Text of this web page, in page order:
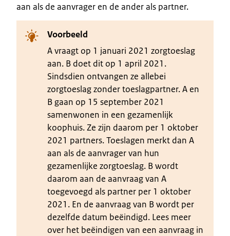
aan als de aanvrager en de ander als partner.
Voorbeeld
A vraagt op 1 januari 2021 zorgtoeslag
aan. B doet dit op 1 april 2021.
Sindsdien ontvangen ze allebei
zorgtoeslag zonder toeslagpartner. A en
B gaan op 15 september 2021
samenwonen in een gezamenlijk
koophuis. Ze zijn daarom per 1 oktober
2021 partners. Toeslagen merkt dan A
aan als de aanvrager van hun
gezamenlijke zorgtoeslag. B wordt
daarom aan de aanvraag van A
toegevoegd als partner per 1 oktober
2021. En de aanvraag van B wordt per
dezelfde datum beëindigd. Lees meer
over het beëindigen van een aanvraag in